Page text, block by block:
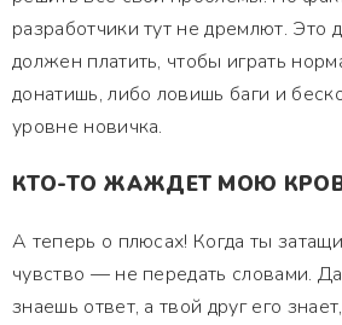
разработчики тут не дремлют. Это
должен платить, чтобы играть
донатишь, либо ловишь баги и
уровне новичка.
КТО-ТО ЖАЖДЕТ МОЮ
А теперь о плюсах! Когда ты
чувство — не передать словами.
знаешь ответ, а твой друг его